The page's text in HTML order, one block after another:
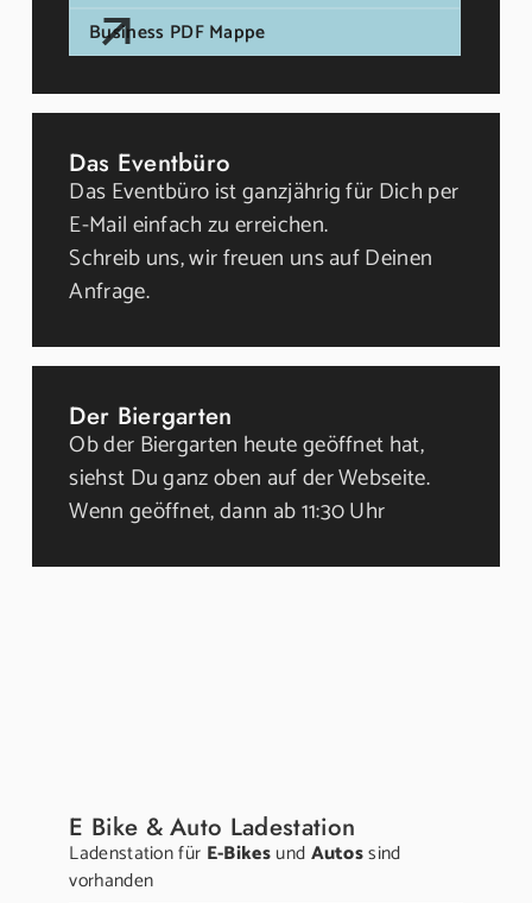
Business PDF Mappe
Das Eventbüro
Das Eventbüro ist ganzjährig für Dich per
E-Mail einfach zu erreichen.
Schreib uns, wir freuen uns auf Deinen
Anfrage.
Der Biergarten
Ob der Biergarten heute geöffnet hat,
siehst Du ganz oben auf der Webseite.
Wenn geöffnet, dann ab 11:30 Uhr
E Bike & Auto Ladestation
Ladenstation für E-Bikesund Autossind
vorhanden